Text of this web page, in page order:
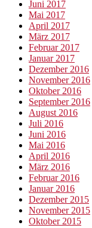
Juni 2017
Mai 2017
April 2017
März 2017
Februar 2017
Januar 2017
Dezember 2016
November 2016
Oktober 2016
September 2016
August 2016
Juli 2016
Juni 2016
Mai 2016
April 2016
März 2016
Februar 2016
Januar 2016
Dezember 2015
November 2015
Oktober 2015